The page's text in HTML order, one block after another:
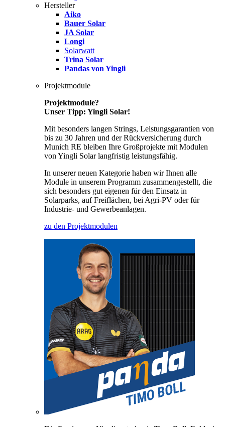
Hersteller
Aiko
Bauer Solar
JA Solar
Longi
Solarwatt
Trina Solar
Pandas von Yingli
Projektmodule
Projektmodule?
Unser Tipp: Yingli Solar!
Mit besonders langen Strings, Leistungsgarantien von
bis zu 30 Jahren und der Rückversicherung durch
Munich RE bleiben Ihre Großprojekte mit Modulen
von Yingli Solar langfristig leistungsfähig.
In unserer neuen Kategorie haben wir Ihnen alle
Module in unserem Programm zusammengestellt, die
sich besonders gut eigenen für den Einsatz in
Solarparks, auf Freiflächen, bei Agri-PV oder für
Industrie- und Gewerbeanlagen.
zu den Projektmodulen